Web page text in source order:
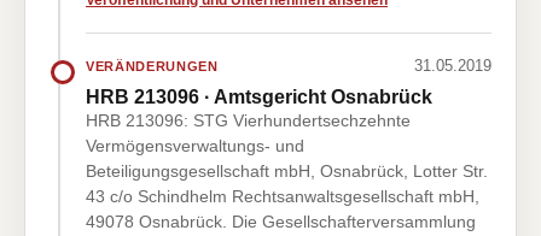
VERÄNDERUNGEN 31.05.2019
HRB 213096 · Amtsgericht Osnabrück
HRB 213096: STG Vierhundertsechzehnte
Vermögensverwaltungs- und
Beteiligungsgesellschaft mbH, Osnabrück, Lotter Str.
43 c/o Schindhelm Rechtsanwaltsgesellschaft mbH,
49078 Osnabrück. Die Gesellschafterversammlung